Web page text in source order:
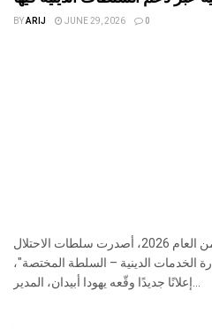
BYARIJ JUNE 29, 2026 0
في الثامن عشر من شهر حزيران من العام 2026، أصدرت سلطات الاحتلال
الخدمات الدينية – السلطة المختصة"،